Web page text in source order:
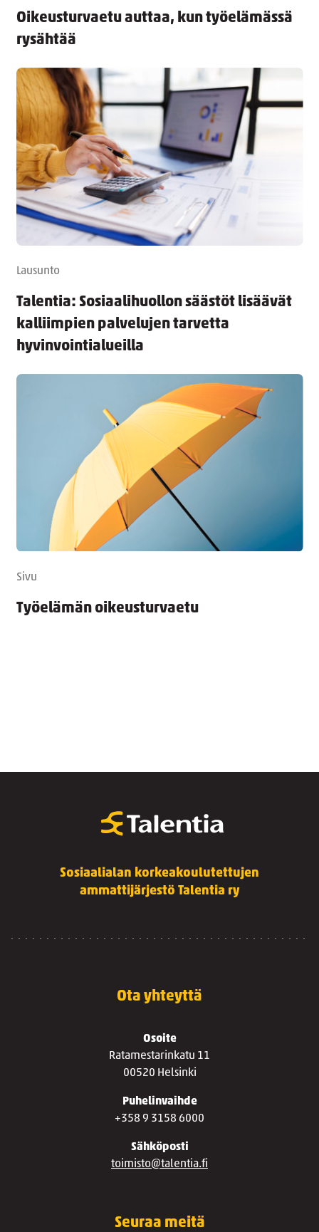
Oikeusturvaetu auttaa, kun työelämässä
rysähtää
Lausunto
Talentia: Sosiaalihuollon säästöt lisäävät
kalliimpien palvelujen tarvetta
hyvinvointialueilla
Sivu
Työelämän oikeusturvaetu
Sosiaalialan korkeakoulutettujen
ammattijärjestö Talentia ry
Ota yhteyttä
Osoite
Ratamestarinkatu 11
00520 Helsinki
Puhelinvaihde
+358 9 3158 6000
Sähköposti
toimisto@talentia.fi
Seuraa meitä